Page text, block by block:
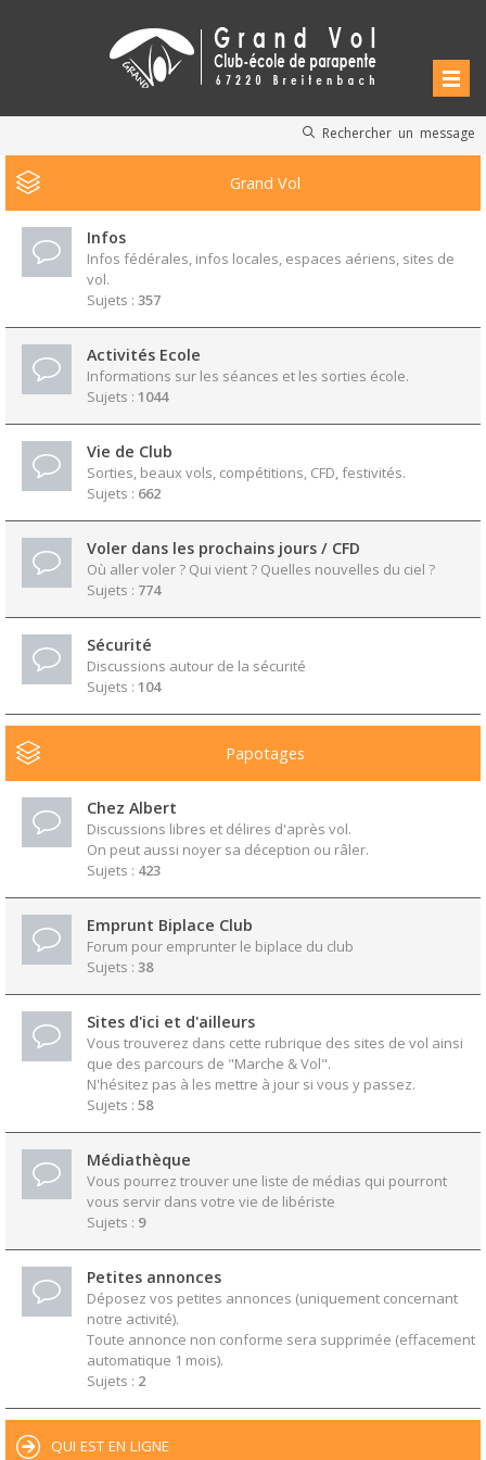
Rechercher un message
Grand Vol
Infos
Infos fédérales, infos locales, espaces aériens, sites de
vol.
Sujets : 357
Activités Ecole
Informations sur les séances et les sorties école.
Sujets : 1044
Vie de Club
Sorties, beaux vols, compétitions, CFD, festivités.
Sujets : 662
Voler dans les prochains jours / CFD
Où aller voler ? Qui vient ? Quelles nouvelles du ciel ?
Sujets : 774
Sécurité
Discussions autour de la sécurité
Sujets : 104
Papotages
Chez Albert
Discussions libres et délires d'après vol.
On peut aussi noyer sa déception ou râler.
Sujets : 423
Emprunt Biplace Club
Forum pour emprunter le biplace du club
Sujets : 38
Sites d'ici et d'ailleurs
Vous trouverez dans cette rubrique des sites de vol ainsi
que des parcours de "Marche & Vol".
N'hésitez pas à les mettre à jour si vous y passez.
Sujets : 58
Médiathèque
Vous pourrez trouver une liste de médias qui pourront
vous servir dans votre vie de libériste
Sujets : 9
Petites annonces
Déposez vos petites annonces (uniquement concernant
notre activité).
Toute annonce non conforme sera supprimée (effacement
automatique 1 mois).
Sujets : 2
QUI EST EN LIGNE